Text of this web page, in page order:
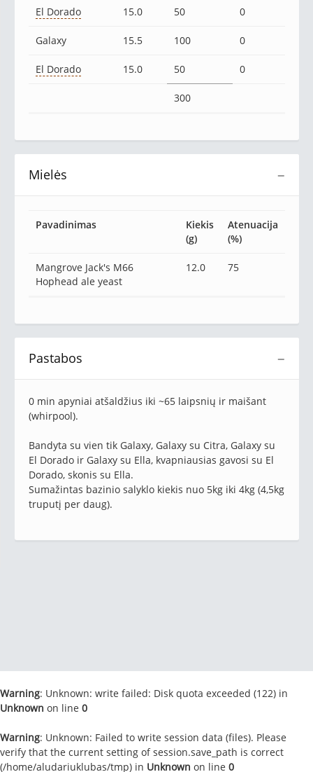
El Dorado 15.0 50 0
Galaxy 15.5 100 0
El Dorado 15.0 50 0
300
−
Mielės
Pavadinimas
Kiekis
(g)
Atenuacija
(%)
Mangrove Jack's M66
Hophead ale yeast
12.0 75
−
Pastabos
0 min apyniai atšaldžius iki ~65 laipsnių ir maišant
(whirpool).
Bandyta su vien tik Galaxy, Galaxy su Citra, Galaxy su
El Dorado ir Galaxy su Ella, kvapniausias gavosi su El
Dorado, skonis su Ella.
Sumažintas bazinio salyklo kiekis nuo 5kg iki 4kg (4,5kg
truputį per daug).
Warning: Unknown: write failed: Disk quota exceeded (122) in
Unknown on line 0
Warning: Unknown: Failed to write session data (files). Please
verify that the current setting of session.save_path is correct
(/home/aludariuklubas/tmp) in Unknown on line 0